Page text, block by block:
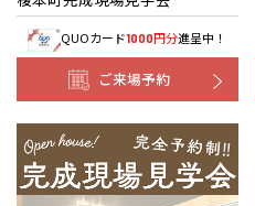
QUOカード1000円分進呈中！
ご来場予約